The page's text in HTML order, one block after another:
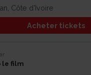
Côte d'Ivoire
Acheter tickets
le film